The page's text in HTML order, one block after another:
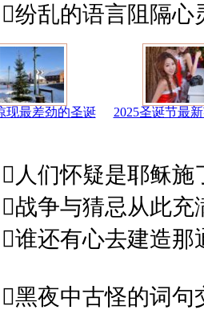
乱的语言阻隔心
现最差劲的圣诞 2025圣诞节最
们怀疑是耶稣施
争与猜忌从此充
还有心去建造那
夜中古怪的词句